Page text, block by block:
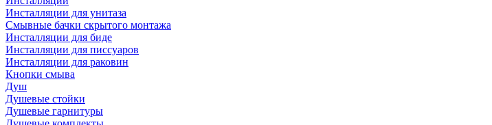
Инсталляции для унитаза
Смывные бачки скрытого монтажа
Инсталляции для биде
Инсталляции для писсуаров
Инсталляции для раковин
Кнопки смыва
Душ
Душевые стойки
Душевые гарнитуры